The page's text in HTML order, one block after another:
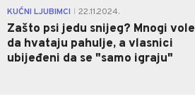
KUĆNI LJUBIMCI 22.11.2024.
Zašto psi jedu snijeg? Mnogi vole
da hvataju pahulje, a vlasnici
ubijeđeni da se "samo igraju"